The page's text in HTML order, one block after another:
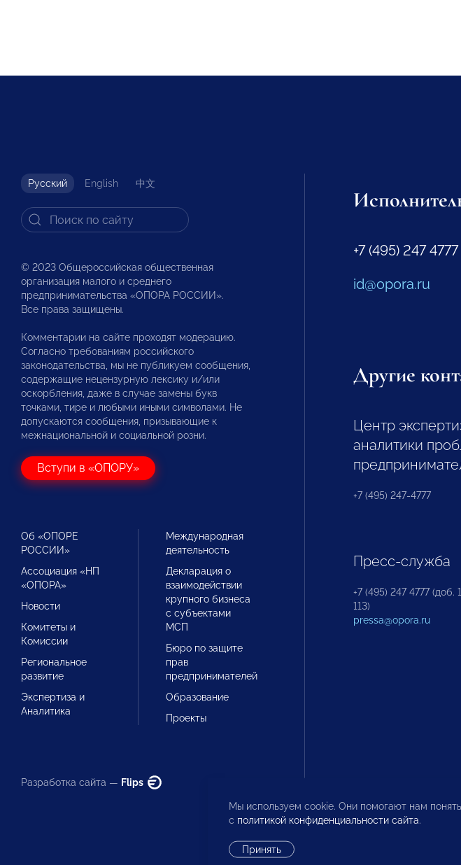
Русский English 中文
© 2023 Общероссийская общественная
организация малого и среднего
предпринимательства «ОПОРА РОССИИ».
Все права защищены.
Комментарии на сайте проходят модерацию.
Согласно требованиям российского
законодательства, мы не публикуем сообщения,
содержащие нецензурную лексику и/или
оскорбления, даже в случае замены букв
точками, тире и любыми иными символами. Не
допускаются сообщения, призывающие к
межнациональной и социальной розни.
Вступи в «ОПОРУ»
Об «ОПОРЕ
РОССИИ»
Ассоциация «НП
«ОПОРА»
Новости
Комитеты и
Комиссии
Региональное
развитие
Экспертиза и
Аналитика
Международная
деятельность
Декларация о
взаимодействии
крупного бизнеса
с субъектами
МСП
Бюро по защите
прав
предпринимателей
Образование
Проекты
Разработка сайта — Flips
+7 (495) 247 4777
id@opora.ru
Другие
Центр
аналитики
+7 (495) 247-4777
Пресс-служба
+7 (495) 247 4777 (доб.
113)
pressa@opora.ru
Мы используем cookie. Они помогают нам
с политикой конфиденциальности сайта.
Принять